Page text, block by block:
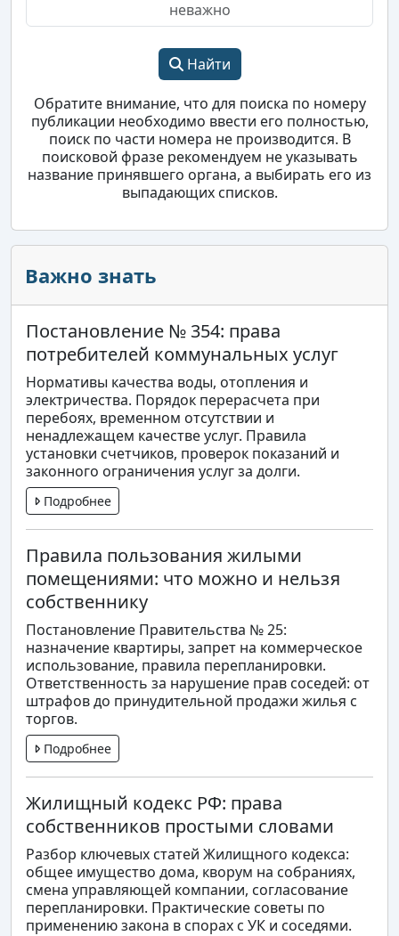
Найти
Обратите внимание, что для поиска по номеру
публикации необходимо ввести его полностью,
поиск по части номера не производится. В
поисковой фразе рекомендуем не указывать
название принявшего органа, а выбирать его из
выпадающих списков.
Важно знать
Постановление № 354: права
потребителей коммунальных услуг
Нормативы качества воды, отопления и
электричества. Порядок перерасчета при
перебоях, временном отсутствии и
ненадлежащем качестве услуг. Правила
установки счетчиков, проверок показаний и
законного ограничения услуг за долги.
Подробнее
Правила пользования жилыми
помещениями: что можно и нельзя
собственнику
Постановление Правительства № 25:
назначение квартиры, запрет на коммерческое
использование, правила перепланировки.
Ответственность за нарушение прав соседей: от
штрафов до принудительной продажи жилья с
торгов.
Подробнее
Жилищный кодекс РФ: права
собственников простыми словами
Разбор ключевых статей Жилищного кодекса:
общее имущество дома, кворум на собраниях,
смена управляющей компании, согласование
перепланировки. Практические советы по
применению закона в спорах с УК и соседями.